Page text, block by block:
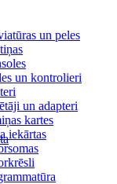
un peles
un kontrolieri
un adapteri
kartes
iekārtas